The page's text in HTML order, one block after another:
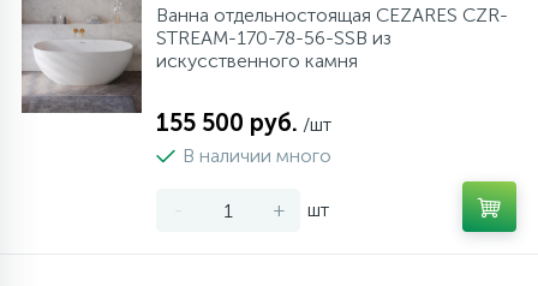
Ванна отдельностоящая CEZARES CZR-
STREAM-170-78-56-SSB из
искусственного камня
155 500 руб. /шт
В наличии много
- + шт